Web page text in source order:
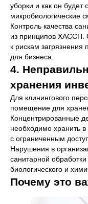
уборки и как он будет
микробиологические
Контроль качества
из принципов ХАССП.
к рискам
для бизнеса.
4.
хранения
Для клинингового
помещение для
Концентрированные
необходимо хранить
с ограниченным
Нарушения в
санитарной
биологического и
Почему это